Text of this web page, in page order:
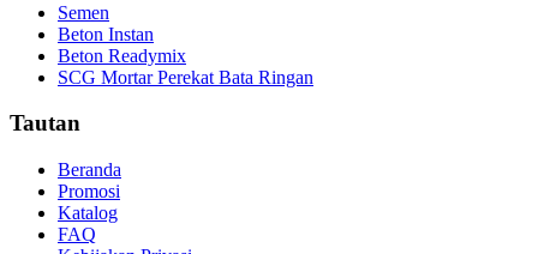
Semen
Beton Instan
Beton Readymix
SCG Mortar Perekat Bata Ringan
Tautan
Beranda
Promosi
Katalog
FAQ